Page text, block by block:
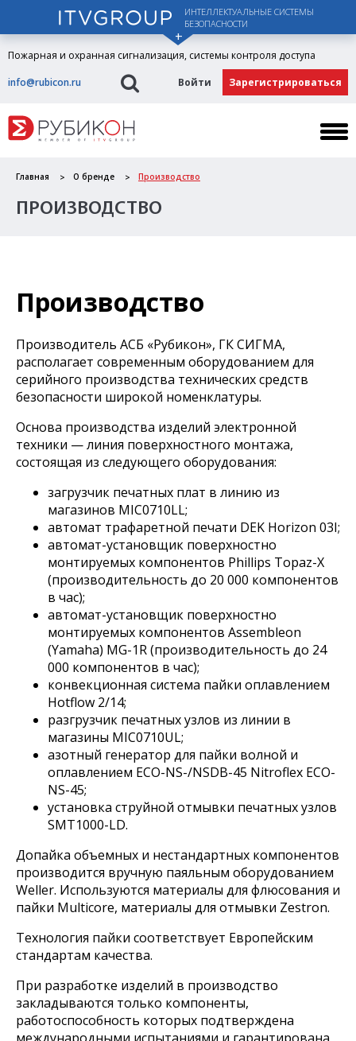
ИНТЕЛЛЕКТУАЛЬНЫЕ СИСТЕМЫ
БЕЗОПАСНОСТИ
Пожарная и охранная сигнализация, системы контроля доступа
info@rubicon.ru
Войти Зарегистрироваться
Главная О бренде Производство
ПРОИЗВОДСТВО
Производство
Производитель АСБ «Рубикон», ГК СИГМА,
располагает современным оборудованием для
серийного производства технических средств
безопасности широкой номенклатуры.
Основа производства изделий электронной
техники — линия поверхностного монтажа,
состоящая из следующего оборудования:
загрузчик печатных плат в линию из
магазинов MIC0710LL;
автомат трафаретной печати DEK Horizon 03I;
автомат-установщик поверхностно
монтируемых компонентов Phillips Topaz-X
(производительность до 20 000 компонентов
в час);
автомат-установщик поверхностно
монтируемых компонентов Assembleon
(Yamaha) MG-1R (производительность до 24
000 компонентов в час);
конвекционная система пайки оплавлением
Hotflow 2/14;
разгрузчик печатных узлов из линии в
магазины MIC0710UL;
азотный генератор для пайки волной и
оплавлением ECO-NS-/NSDB-45 Nitroflex ECO-
NS-45;
установка струйной отмывки печатных узлов
SMT1000-LD.
Допайка объемных и нестандартных компонентов
производится вручную паяльным оборудованием
Weller. Используются материалы для флюсования и
пайки Multicore, материалы для отмывки Zestron.
Технология пайки соответствует Европейским
стандартам качества.
При разработке изделий в производство
закладываются только компоненты,
работоспособность которых подтверждена